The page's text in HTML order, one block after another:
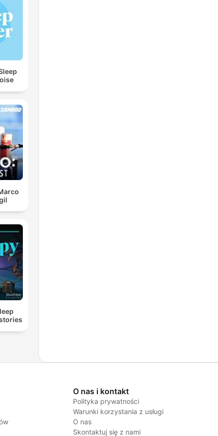
O nas i kontakt
Polityka prywatności
Warunki korzystania z usługi
O nas
Skontaktuj się z nami